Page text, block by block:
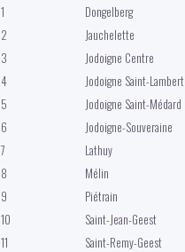
1 Dongelberg
2
Jauchelette
3
Jodoigne Centre
4
Jodoigne Saint-Lambert
5
Jodoigne Saint-Médard
6
Jodoigne-Souveraine
7
Lathuy
8
Mélin
9
Piétrain
10
Saint-Jean-Geest
11
Saint-Remy-Geest